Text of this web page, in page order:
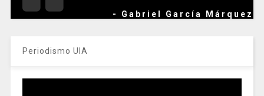
- Gabriel García Márquez
Periodismo UIA